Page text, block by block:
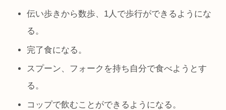
伝い歩きから数歩、1人で歩行ができるようにな
る。
完了食になる。
スプーン、フォークを持ち自分で食べようとす
る。
コップで飲むことができるようになる。